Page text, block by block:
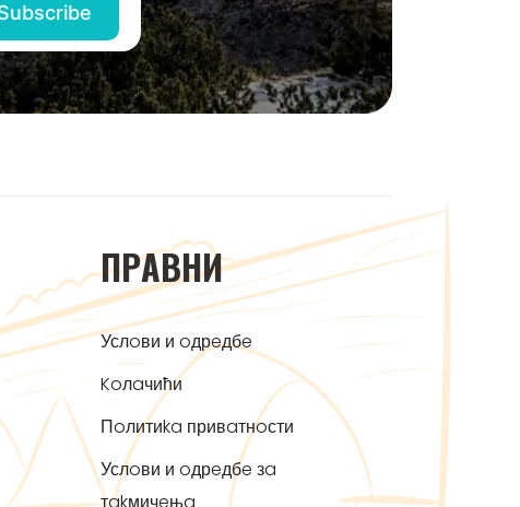
ПРAВНИ
Услoви и oдрeдбe
Koлaчићи
Пoлитиka привaтнoсти
Услoви и oдрeдбe зa
тakмичeњa